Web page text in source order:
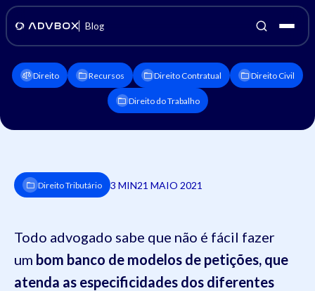
Blog
Direito Recursos Direito Contratual Direito Civil
Direito do Trabalho
Direito Tributário 3 MIN21 MAIO 2021
Todo advogado sabe que não é fácil fazer
um bom banco de modelos de petições, que
atenda as especificidades dos diferentes